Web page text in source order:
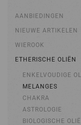
AANBIEDINGEN
NIEUWE ARTIKELEN
WIEROOK
ETHERISCHE OLIËN
ENKELVOUDIGE
MELANGES
CHAKRA
ASTROLOGIE
BIOLOGISCHE